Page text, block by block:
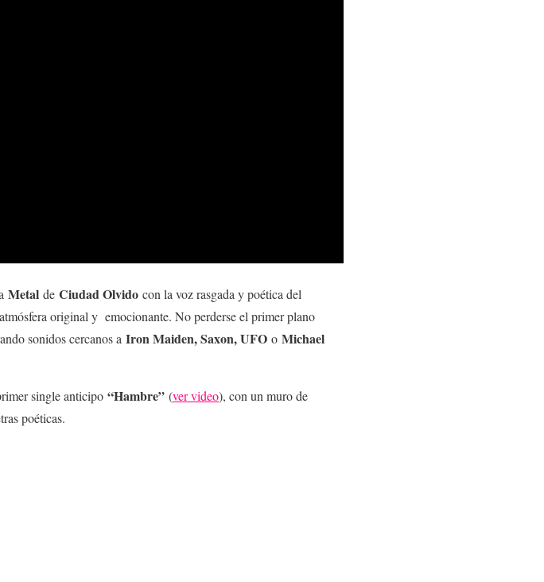
Metal de Ciudad Olvido con la voz rasgada y poética del
original y emocionante. No perderse el primer plano
sonidos cercanos a Iron Maiden, Saxon, UFO o Michael
single anticipo “Hambre” (ver video), con un muro de
poéticas.